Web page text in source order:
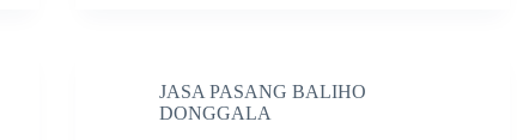
JASA PASANG BALIHO
DONGGALA